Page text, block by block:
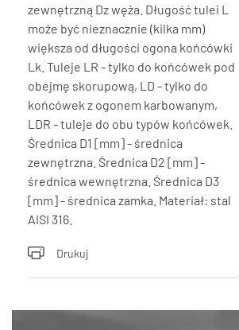
zewnętrzną Dz węża. Długość tulei L
może być nieznacznie (kilka mm)
większa od długości ogona końcówki
Lk. Tuleje LR - tylko do końcówek pod
obejmę skorupową, LD - tylko do
końcówek z ogonem karbowanym,
LDR - tuleje do obu typów końcówek.
Średnica D1 [mm] - średnica
zewnętrzna. Średnica D2 [mm] -
średnica wewnętrzna. Średnica D3
[mm] - średnica zamka. Materiał: stal
AISI 316.
Drukuj